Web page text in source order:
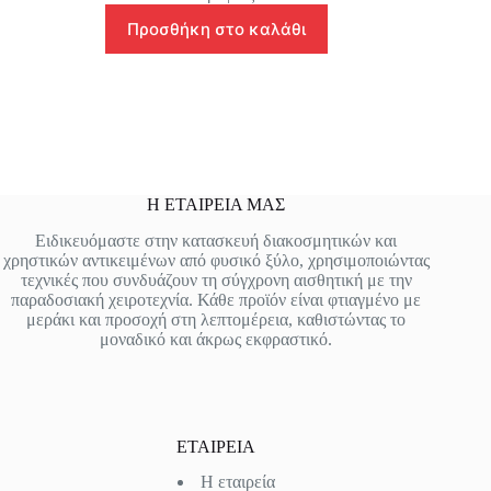
Προσθήκη στο καλάθι
Η ΕΤΑΙΡΕΙΑ ΜΑΣ
Ειδικευόμαστε στην κατασκευή διακοσμητικών και
χρηστικών αντικειμένων από φυσικό ξύλο, χρησιμοποιώντας
τεχνικές που συνδυάζουν τη σύγχρονη αισθητική με την
παραδοσιακή χειροτεχνία. Κάθε προϊόν είναι φτιαγμένο με
μεράκι και προσοχή στη λεπτομέρεια, καθιστώντας το
μοναδικό και άκρως εκφραστικό.
ΕΤΑΙΡΕΙΑ
Η εταιρεία